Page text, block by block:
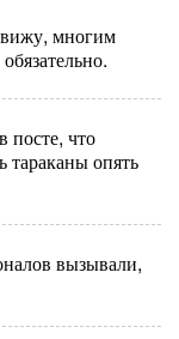
многим
посте, что
опять
вызывали,